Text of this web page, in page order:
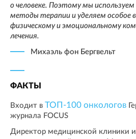
о человеке. Поэтому мы
методы терапии и уделяем особое
физическому и эмоциональному
лечения.
Михаэль фон Бергвельт
ФАКТЫ
Входит в ТОП-100 онкологов
журнала FOCUS
Директор медицинской клиники и